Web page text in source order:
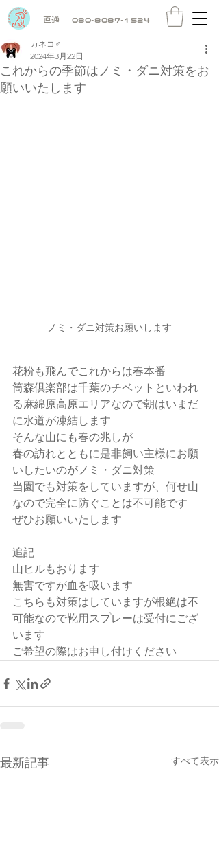
直通 080-8087-1524
これからの季節はノミ・ダニ対策をお
願いいたします
カネコ♂
2024年3月22日
ノミ・ダニ対策お願いします
花粉も飛んでこれからは春本番
筒森倶楽部は千葉のチベットといわれ
る麻綿原高原エリアなので朝はいまだ
に水道が凍結します
そんな山にも春の兆しが
春の訪れとともに是非飼い主様にお願
いしたいのがノミ・ダニ対策
当園でも対策をしていますが、何せ山
なので完全に防ぐことは不可能です
ぜひお願いいたします
追記
山ヒルもおります
無害ですが血を吸います
こちらも対策はしていますが根絶は不
可能なので靴用スプレーは受付にござ
います
ご希望の際はお申し付けください
最新記事 すべて表示